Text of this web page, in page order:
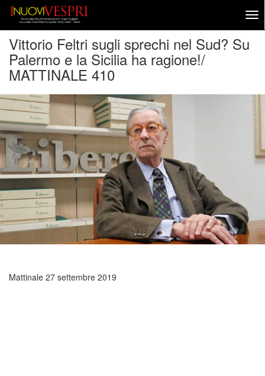
Vittorio Feltri sugli sprechi nel Sud? Su
Palermo e la Sicilia ha ragione!/
MATTINALE 410
Mattinale 27 settembre 2019